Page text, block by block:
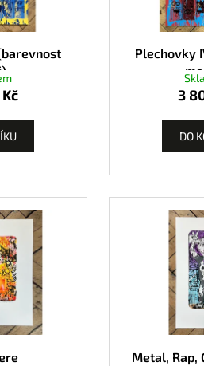
Plechovky
3
DO
Metal, Rap,